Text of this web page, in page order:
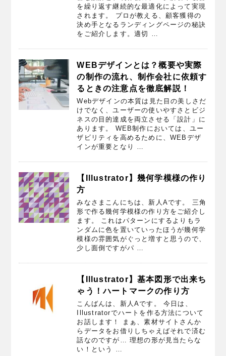
を繰り返す継続的な最適化によって実現
されます。 プロが教える、顧客獲得の
決め手となるランディングページの秘訣
をご紹介します。適切 …
WEBデザインとは？概要や実際
の制作の流れ、制作会社に依頼す
るときの注意点を徹底解説！
Webデザインの本質は見た目の美しさだ
けでなく、ユーザーの使いやすさとビジ
ネスの目的達成を両立させる「設計」に
あります。 WEB制作においては、ユー
ザビリティを高めるために、WEBデザ
インが重要となり …
【Illustrator】幾何学模様の作り
方
みなさまこんにちは、新人Aです。 三角
形で作る幾何学模様の作り方をご紹介し
ます。 これはパターンにするよりもラ
ンダムに色を置いていったほうが幾何学
模様の雰囲気がぐっと増すと思うので、
少し面倒ですがパ …
【Illustrator】基本図形で出来ち
ゃう！ハートマークの作り方
こんばんは、新人Aです。 今日は、
Illustratorでハートを作る方法について
お話します！ まぁ、素材サイトさんか
らデータをお借りしちゃえばそれで済む
話なのですが… 理想の形が見当たらな
い！という …